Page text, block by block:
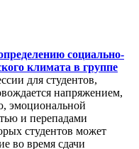
социально-
климата в группе
для студентов,
напряжением,
эмоциональной
и перепадами
студентов может
во время сдачи